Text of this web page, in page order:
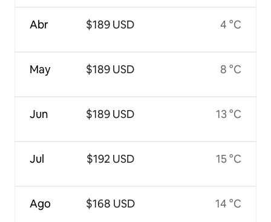
Abr
May
Jun
Jul
Ago
$189 USD
$189 USD
$189 USD
$192 USD
$168 USD
4 °C
8 °C
13 °C
15 °C
14 °C